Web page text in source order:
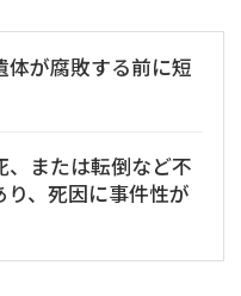
が腐敗する前に短
または転倒など不
、死因に事件性が